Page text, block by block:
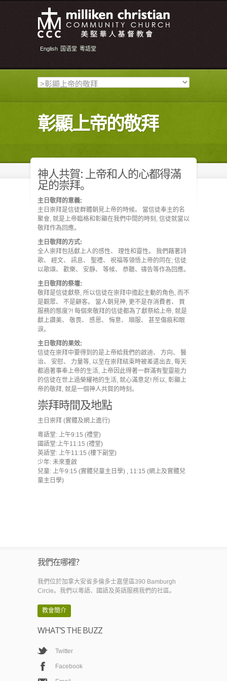
English 国语堂 粵語堂
彰顯上帝的敬拜
神人共賀: 上帝和人的心都得滿
足的崇拜。
主日敬拜的意義:
主日崇拜是信徒群體朝見上帝的時候。 當信徒奉主的名
聚會, 就是上帝臨格和彰顯在我們中間的時刻, 信徒就當以
敬拜作為回應。
主日敬拜的方式:
全人崇拜包括獻上人的感性、 理性和靈性。 我們藉著詩
歌、 經文、 訊息、 聖禮、 祝福等領悟上帝的同在; 信徒
以歌頌、 歡樂、 安靜、 等候、 恭聽、禱告等作為回應。
主日敬拜的祭壇:
敬拜是信徒獻祭, 所以信徒在崇拜中擔起主動的角色, 而不
是觀眾、 不是顧客。 當人朝見神, 更不是存消費者、 買
服務的態度?! 每個來敬拜的信徒都為了獻祭給上帝, 就是
獻上讚美、 敬畏、 感恩、 悔意、 順服、 甚至傷痕和眼
淚。
主日敬拜的果效:
信徒在崇拜中要得到的是上帝給我們的啟迪、 方向、 醫
治、 安慰、 力量等, 以至在崇拜結束時被差遣出去, 每天
都過著事奉上帝的生活, 上帝因此得著一群滿有聖靈能力
的信徒在世上過榮耀祂的生活, 就心滿意足! 所以, 彰顯上
帝的敬拜, 就是一個神人共賀的時刻。
崇拜時間及地點
主日崇拜 (實體及網上進行)
粵語堂: 上午9:15 (禮堂)
國語堂:上午11:15 (禮堂)
英語堂: 上午11:15 (樓下副堂)
少年: 未來重啟
兒童: 上午9:15 (實體兒童主日學) , 11:15 (網上及實體兒
童主日學)
我們在哪裡？
我們位於加拿大安省多倫多士嘉堡區390 Bamburgh
Circle。我們以粵語、國語及英語服務我們的社區。
教會簡介
WHAT’S THE BUZZ
Twitter
Facebook